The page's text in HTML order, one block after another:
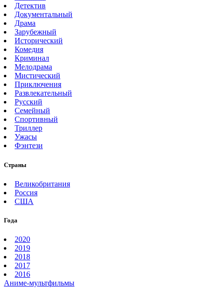
Детектив
Документальный
Драма
Зарубежный
Исторический
Комедия
Криминал
Мелодрама
Мистический
Приключения
Развлекательный
Русский
Семейный
Спортивный
Триллер
Ужасы
Фэнтези
Страны
Великобритания
Россия
США
Года
2020
2019
2018
2017
2016
Аниме-мультфильмы